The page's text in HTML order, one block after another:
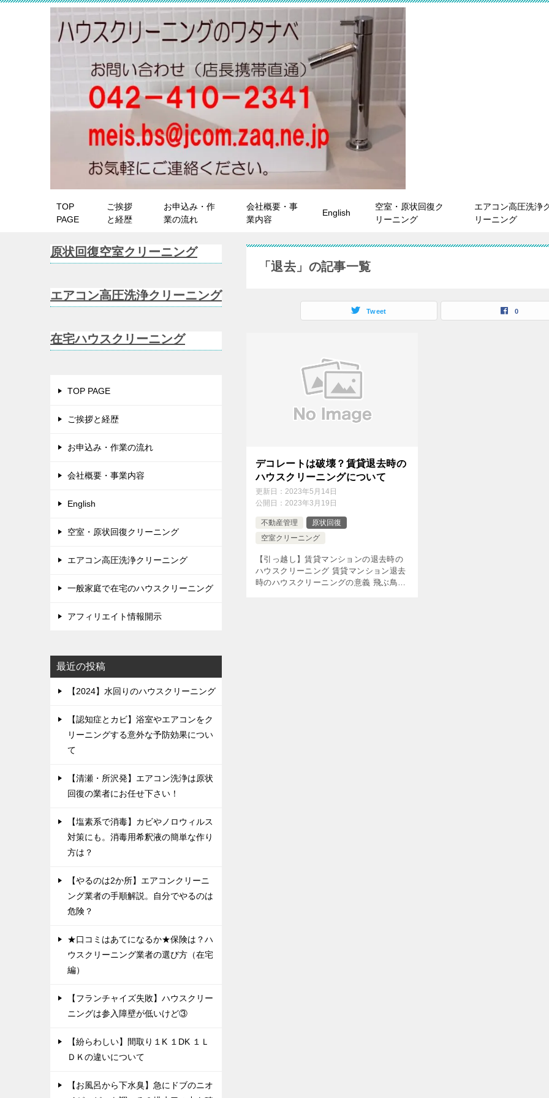
TOP
PAGE
ご挨拶
と経歴
お申込み・作
業の流れ
会社概要・事
業内容
English
空室・原状回復ク
リーニング
エアコン高圧洗浄
リーニング
「退去」の記事一覧
Tweet 0
デコレートは破壊？賃貸退去時の
ハウスクリーニングについて
更新日： 2023年5月14日
公開日： 2023年3月19日
不動産管理
原状回復
空室クリーニング
【引っ越し】賃貸マンションの退去時の
ハウスクリーニング 賃貸マンション退去
時のハウスクリーニングの意義 飛ぶ鳥跡
原状回復空室クリーニング
エアコン高圧洗浄クリーニング
在宅ハウスクリーニング
TOP PAGE
ご挨拶と経歴
お申込み・作業の流れ
会社概要・事業内容
English
空室・原状回復クリーニング
エアコン高圧洗浄クリーニング
一般家庭で在宅のハウスクリーニング
アフィリエイト情報開示
最近の投稿
【2024】水回りのハウスクリーニング
【認知症とカビ】浴室やエアコンをク
リーニングする意外な予防効果につい
て
【清瀬・所沢発】エアコン洗浄は原状
回復の業者にお任せ下さい！
【塩素系で消毒】カビやノロウィルス
対策にも。消毒用希釈液の簡単な作り
方は？
【やるのは2か所】エアコンクリーニ
ング業者の手順解説。自分でやるのは
危険？
★口コミはあてになるか★保険は？ハ
ウスクリーニング業者の選び方（在宅
編）
【フランチャイズ失敗】ハウスクリー
ニングは参入障壁が低いけど③
【紛らわしい】間取り１K １DK １Ｌ
ＤＫの違いについて
【お風呂から下水臭】急にドブのニオ